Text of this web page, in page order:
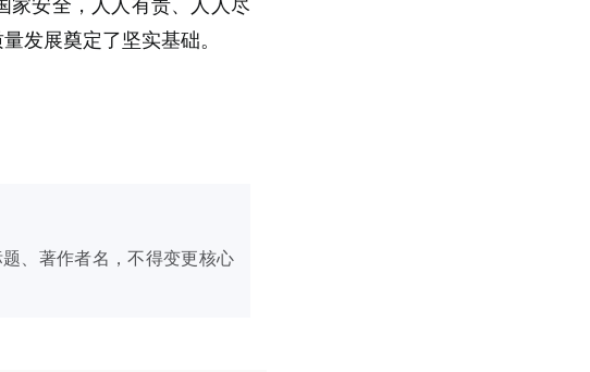
家安全，人人有责、人人尽
发展奠定了坚实基础。
、著作者名，不得变更核心